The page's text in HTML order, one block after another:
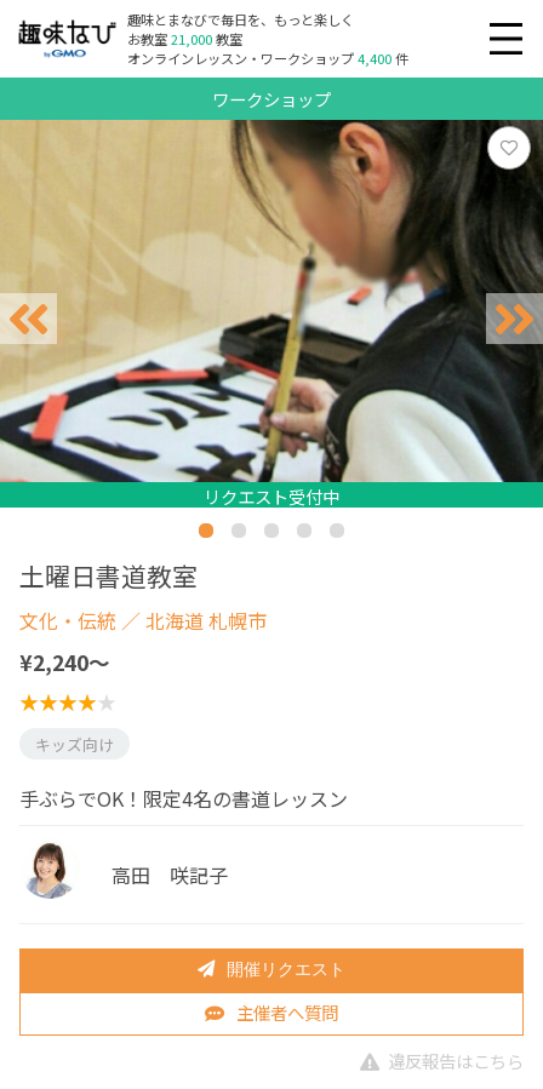
趣味とまなびで毎日を、もっと楽しく
お教室21,000教室
オンラインレッスン・ワークショップ4,400件
ワークショップ
リクエスト受付中
リクエスト受付中
リクエスト受付中
リクエスト受付中
リクエスト受付中
リクエスト受付中
土曜日書道教室
文化・伝統 ／ 北海道 札幌市
¥2,240〜
キッズ向け
手ぶらでOK！限定4名の書道レッスン
高田 咲記子
開催リクエスト
主催者へ質問
違反報告はこちら